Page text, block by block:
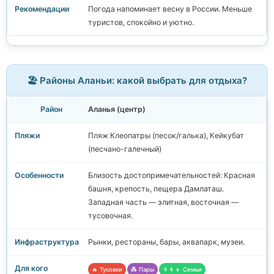
Погода напоминает весну в России. Меньше
туристов, спокойно и уютно.
🏖️ Районы Аланьи: какой выбрать для отдыха?
Аланья (центр)
Пляж Клеопатры (песок/галька), Кейкубат
(песчано-галечный)
Близость достопримечательностей: Красная
башня, крепость, пещера Дамлаташ.
Западная часть — элитная, восточная —
тусовочная.
Рынки, рестораны, бары, аквапарк, музеи.
🔥 Тусовки 💑 Пары 👨‍👩‍👧 Семьи